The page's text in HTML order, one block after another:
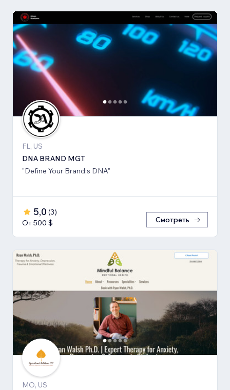
FL, US
DNA BRAND MGT
"Define Your Brand;s DNA"
5,0 (3)
От 500 $
Смотреть
MO, US